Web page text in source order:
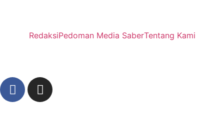
RedaksiPedoman Media SaberTentang Kami